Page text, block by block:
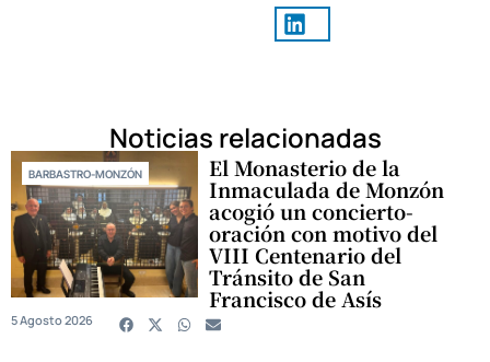
Noticias relacionadas
BARBASTRO-MONZÓN El Monasterio de la
Inmaculada de Monzón
acogió un concierto-
oración con motivo del
VIII Centenario del
Tránsito de San
Francisco de Asís
5 Agosto 2026